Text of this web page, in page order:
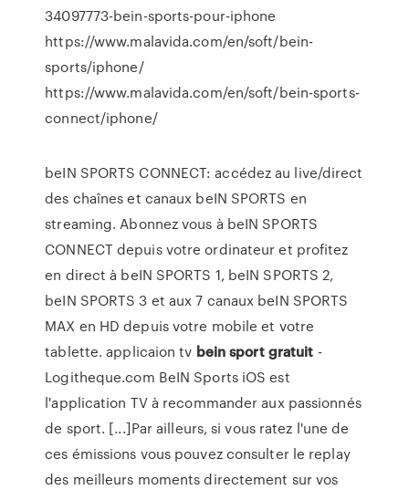
34097773-bein-sports-pour-iphone
https://www.malavida.com/en/soft/bein-
sports/iphone/
https://www.malavida.com/en/soft/bein-sports-
connect/iphone/
beIN SPORTS CONNECT: accédez au live/direct
des chaînes et canaux beIN SPORTS en
streaming. Abonnez vous à beIN SPORTS
CONNECT depuis votre ordinateur et profitez
en direct à beIN SPORTS 1, beIN SPORTS 2,
beIN SPORTS 3 et aux 7 canaux beIN SPORTS
MAX en HD depuis votre mobile et votre
tablette. applicaion tv beinsport gratuit -
Logitheque.com BeIN Sports iOS est
l'application TV à recommander aux passionnés
de sport. [...]Par ailleurs, si vous ratez l'une de
ces émissions vous pouvez consulter le replay
des meilleurs moments directement sur vos